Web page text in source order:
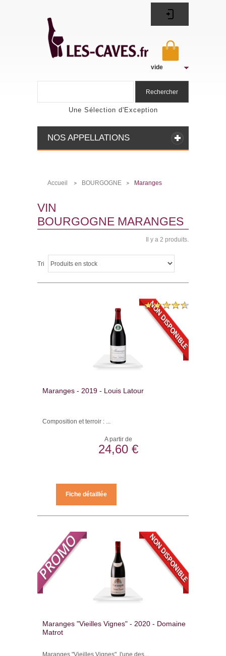
Une Sélection d'Exception
vide
NOS APPELLATIONS
Rechercher
Accueil
BOURGOGNE
Maranges
VIN
BOURGOGNE MARANGES
Il y a 2 produits.
Tri
Maranges - 2019 - Louis Latour
Composition et terroir : ...
A partir de
24,60 €
Fiche détaillée
Maranges "Vieilles Vignes" - 2020 - Domaine
Matrot
Maranges "Vieilles Vignes", l'une des...